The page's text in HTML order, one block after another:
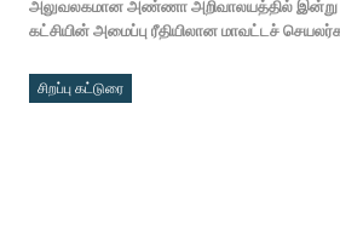
அலுவலகமான அண்ணா அறிவாலயத்தில் இன்று
கட்சியின் அமைப்பு ரீதியிலான மாவட்டச்
சிறப்பு கட்டுரை